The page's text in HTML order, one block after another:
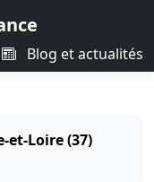
Blog et actualités
et-Loire (37)